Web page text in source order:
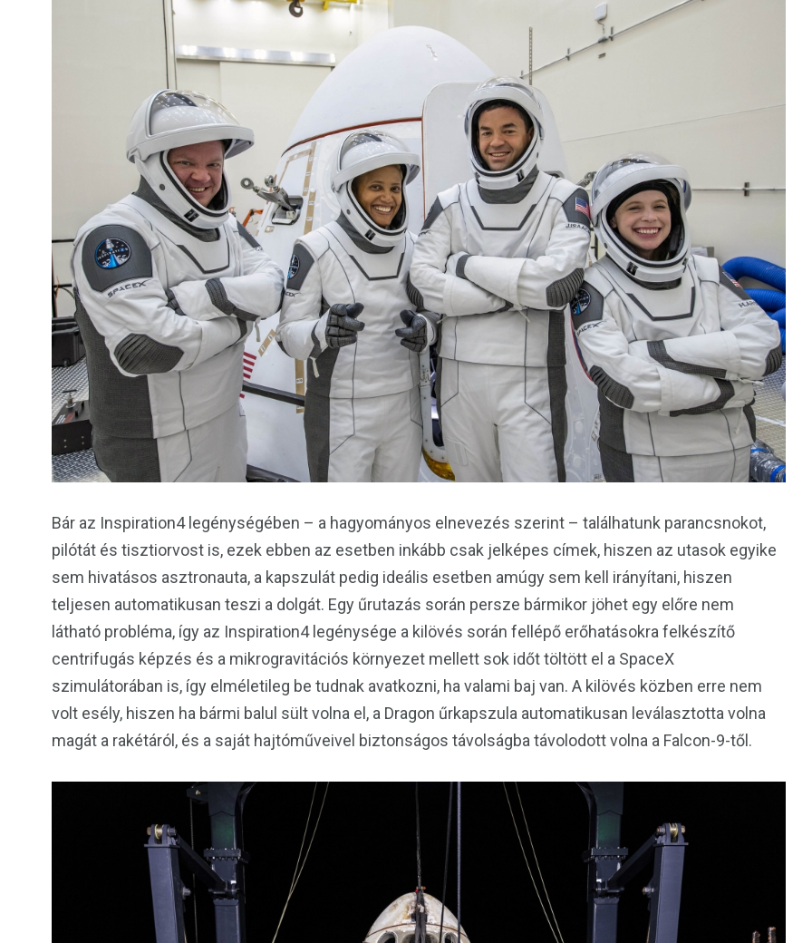
Bár az Inspiration4 legénységében – a hagyományos elnevezés szerint – találhatunk parancsnokot,
pilótát és tisztiorvost is, ezek ebben az esetben inkább csak jelképes címek, hiszen az utasok egyike
sem hivatásos asztronauta, a kapszulát pedig ideális esetben amúgy sem kell irányítani, hiszen
teljesen automatikusan teszi a dolgát. Egy űrutazás során persze bármikor jöhet egy előre nem
látható probléma, így az Inspiration4 legénysége a kilövés során fellépő erőhatásokra felkészítő
centrifugás képzés és a mikrogravitációs környezet mellett sok időt töltött el a SpaceX
szimulátorában is, így elméletileg be tudnak avatkozni, ha valami baj van. A kilövés közben erre nem
volt esély, hiszen ha bármi balul sült volna el, a Dragon űrkapszula automatikusan leválasztotta volna
magát a rakétáról, és a saját hajtóműveivel biztonságos távolságba távolodott volna a Falcon-9-től.